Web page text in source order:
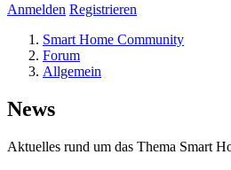
Anmelden Registrieren
Smart Home Community
Forum
Allgemein
News
Aktuelles rund um das Thema Smart